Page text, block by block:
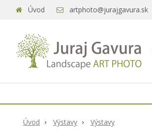
Úvod artphoto@jurajgavura.sk
Úvod Výstavy Výstavy